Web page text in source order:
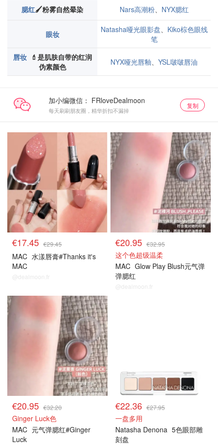
腮红🖌️粉雾自然晕染 Nars高潮粉、 NYX腮红
眼妆 Natasha哑光眼影盘、 Kiko棕色眼线
笔
唇妆💄 是肌肤自带的红润
伪素颜色
NYX哑光唇釉、 YSL啵啵唇油
加小编微信：
每天刷刷朋友圈，精华折扣不漏掉
复制
€17.45 €29.45
MAC 水漾唇膏#Thanks it's
MAC
@dealmoon.fr
€20.95 €32.95
这个色超级温柔
MAC Glow Play Blush元气弹
弹腮红
@dealmoon.fr
€20.95 €32.20
Ginger Luck色
MAC 元气弹腮红#Ginger
Luck
€22.36 €27.95
一盘多用
Natasha Denona 5色眼部雕
刻盘